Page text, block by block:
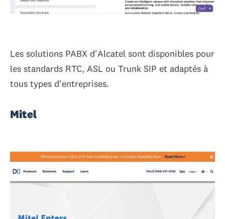
Les solutions PABX d'Alcatel sont disponibles pour
les standards RTC, ASL ou Trunk SIP et adaptés à
tous types d'entreprises.
Mitel